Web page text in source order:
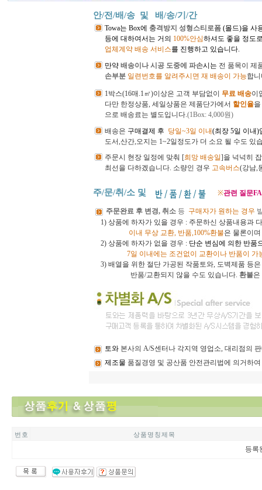
안/전/배/송 및 배/송/기/간
Towa는 Box에 충격방지 성형스티로폼 (몰드)을 사
등에 대하여서는 거의 100%안심하셔도 좋을 정도
업체계약 배송 서비스를 진행하고 있습니다.
만약 배송이나 시공 도중에 파손시는 전 품목이 제
손부분 일련번호를 알려주시면 재 배송이 가능합
1박스(16매.1㎡)이상은 고객 부담없이 무료 배송이
다만 한정상품, 세일상품은 제품단가에서 할인율을
으로 배송료는 별도입니다.(1Box: 4,000원)
배송은 구매결제 후 당일~3일 이내(최장 5일 이내)
도서,산간,오지는 1~2일정도가 더 소요 될 수도 있
주문시 현장 일정에 맞춰 [희망 배송일]을 넉넉히
최선을 다하겠습니다. 소량인 경우 고속버스(강남,
주/문/취/소 및 ※관련 질문
주문완료 후 변경, 취소등 구매자가 원하는 경우
1) 상품에 하자가 있을 경우 : 주문하신 상품내용과
이내 무상 교환, 반품,100%환불은 물론이며
2) 상품에 하자가 없을 경우 : 단순 변심에 의한 반품
7일 이내에는 조건없이 교환이나 반품이 가
3) 배열을 위한 절단 가공된 작품토와, 도벽제품 등
반품/교환되지 않을 수도 있습니다. 환불은
토와 본사의 A/S센터나 각지역 영업소, 대리점의
제조물 품질경영 및 공산품 안전관리법에 의거하
번 호 상 품 명 칭 제 목
등록